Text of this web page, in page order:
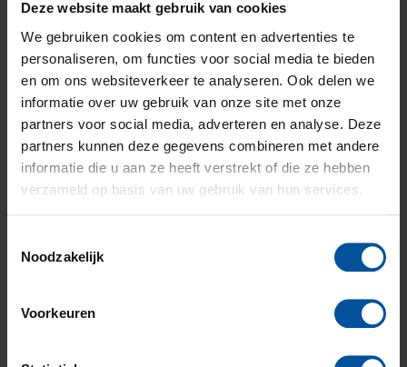
Deze website maakt gebruik van cookies
We gebruiken cookies om content en advertenties te
personaliseren, om functies voor social media te bieden
en om ons websiteverkeer te analyseren. Ook delen we
informatie over uw gebruik van onze site met onze
partners voor social media, adverteren en analyse. Deze
partners kunnen deze gegevens combineren met andere
informatie die u aan ze heeft verstrekt of die ze hebben
verzameld op basis van uw gebruik van hun services.
Noodzakelijk
Voorkeuren
overlijden (binnen de looptijd van de verzekering) jouw
nabestaanden een bedrag krijgen uitgekeerd. Je kunt je
voorstellen dat als dit gebeurt, er ook een (groot) deel
van het inkomen voor nabestaanden wegvalt. Met de
overlijdensrisicoverzekering kunnen jouw
nabestaanden bijvoorbeeld in het huis blijven wonen,
maar ook studies of kinderopvang voor kinderen
kunnen betaald worden.
Alimentatieverzekering
onderhoudsplichtig aan jouw ex-partner. De minst
kinderalimentatie). Maar als de ex-partner overlijdt,
stopt ook de alimentatie. Partner- en kinderalimentatie
zijn voor de ontvangende partner vaak een belangrijk